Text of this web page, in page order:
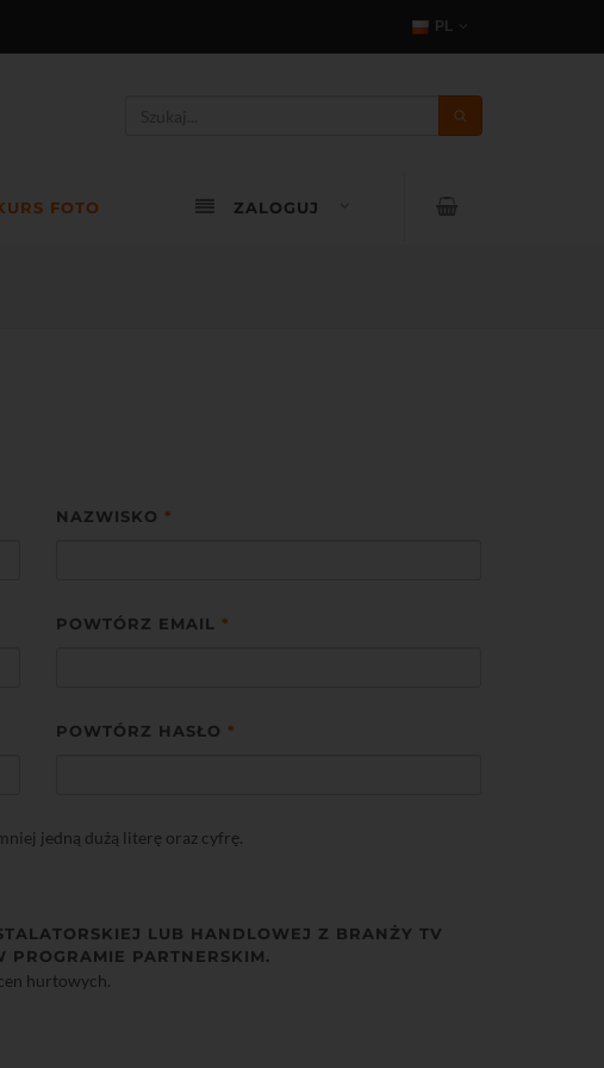
PL
FOTO ZALOGUJ
NAZWISKO *
POWTÓRZ EMAIL *
POWTÓRZ HASŁO *
jedną dużą literę oraz cyfrę.
LUB HANDLOWEJ Z BRANŻY TV
PROGRAMIE PARTNERSKIM.
hurtowych.